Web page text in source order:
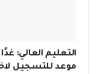
التعليم العالي:
موعد للتسجيل